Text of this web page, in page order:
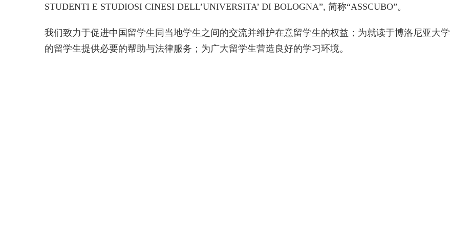
STUDENTI E STUDIOSI CINESI DELL’UNIVERSITA’ DI BOLOGNA”, 简称“ASSCUBO”。
我们致力于促进中国留学生同当地学生之间的交流并维护在意留学生的权益；为就读于博洛尼亚大学
的留学生提供必要的帮助与法律服务；为广大留学生营造良好的学习环境。